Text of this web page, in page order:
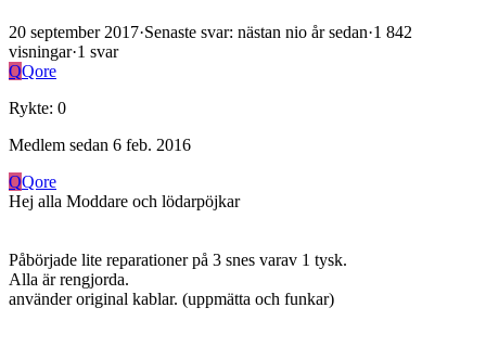
20 september 2017·Senaste svar: nästan nio år sedan·1 842
visningar·1 svar
QQore
Rykte: 0
Medlem sedan 6 feb. 2016
QQore
Hej alla Moddare och lödarpöjkar
Påbörjade lite reparationer på 3 snes varav 1 tysk.
Alla är rengjorda.
använder original kablar. (uppmätta och funkar)